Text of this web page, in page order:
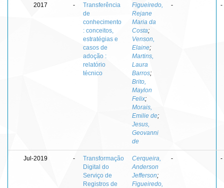
2017 -
Transferência
de
conhecimento
: conceitos,
estratégias e
casos de
adoção :
relatório
técnico
Figueiredo,
Rejane
Maria da
Costa;
Venson,
Elaine;
Martins,
Laura
Barros;
Brito,
Maylon
Felix;
Morais,
Emilie de;
Jesus,
Geovanni
de
- -
Jul-2019 -
Transformação
Digital do
Serviço de
Registros de
Cerqueira,
Anderson
Jefferson;
Figueiredo,
- -